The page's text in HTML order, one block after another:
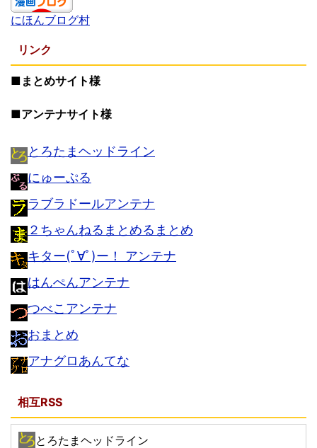
にほんブログ村
リンク
■まとめサイト様
■アンテナサイト様
とろたまヘッドライン
にゅーぷる
ラブラドールアンテナ
２ちゃんねるまとめるまとめ
キター(ﾟ∀ﾟ)ー！ アンテナ
はんぺんアンテナ
つべこアンテナ
おまとめ
アナグロあんてな
相互RSS
とろたまヘッドライン